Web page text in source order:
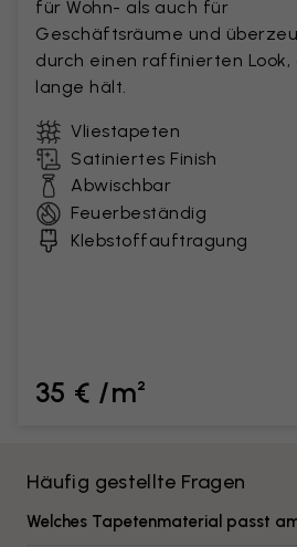
für Wohn- als auch für
Geschäftsräume und
durch einen raffinierten Look,
lange hält.
Vliestapeten
Satiniertes Finish
Abwischbar
Feuerbeständig
Klebstoffauftragung
35 € /m²
Häufig gestellte Fragen
Welches Tapetenmaterial passt